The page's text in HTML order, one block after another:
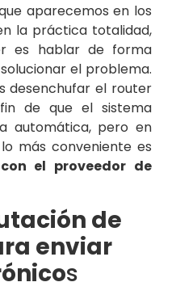
aparecemos en los
la práctica totalidad,
es hablar de forma
el problema.
desenchufar el router
de que el sistema
automática, pero en
más conveniente es
el proveedor de
de
enviar
s